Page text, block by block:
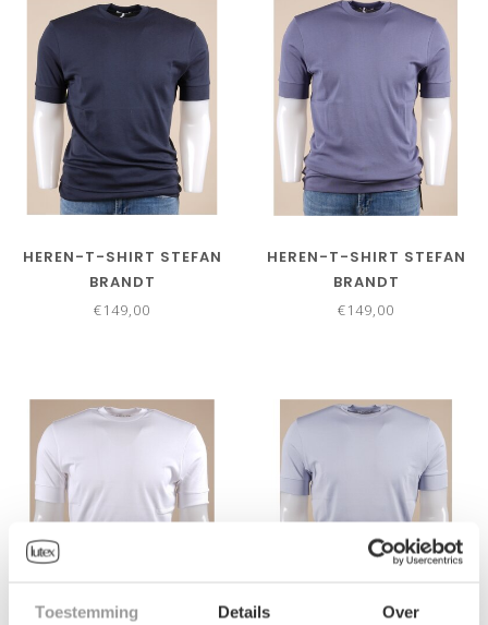
Toestemming Details Over
HEREN-T-SHIRT STEFAN
BRANDT
€149,00
HEREN-T-SHIRT STEFAN
BRANDT
€149,00